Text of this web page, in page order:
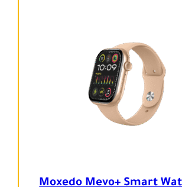
Moxedo Mevo+ Smart